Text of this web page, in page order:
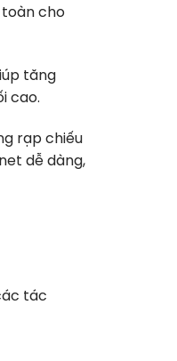
toàn cho
tăng
cao.
rạp chiếu
dễ dàng,
tác